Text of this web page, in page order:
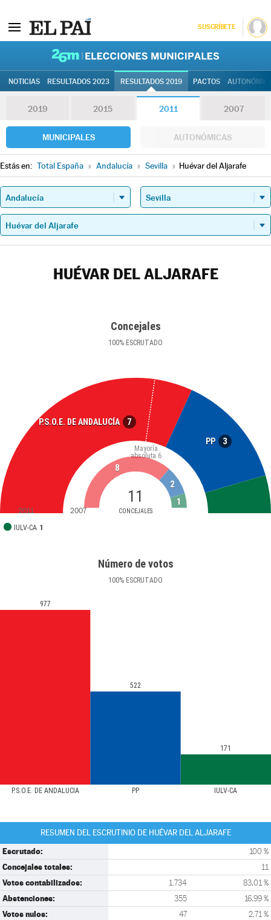
SUSCRÍBETE
NOTICIAS RESULTADOS 2023 RESULTADOS 2019 PACTOS
2019 2015 2011 2007
MUNICIPALES AUTONÓMICAS
Estás en: Total España » Andalucía » Sevilla » Huévar del Aljarafe
HUÉVAR DEL ALJARAFE
Concejales
100% ESCRUTADO
P.S.O.E. DE ANDALUCÍA 7
PP 3
11
CONCEJALES
Mayoría
absoluta 6
IULV-CA 1
8
2
1
2011 2007
Número de votos
100% ESCRUTADO
P.S.O.E. DE ANDALUCÍA PP IULV-CA
977
522
171
RESUMEN DEL ESCRUTINIO DE HUÉVAR DEL ALJARAFE
Escrutado: 100 %
Concejales totales: 11
Votos contabilizados: 1.734 83,01 %
Abstenciones: 355 16,99 %
Votos nulos: 47 2,71 %